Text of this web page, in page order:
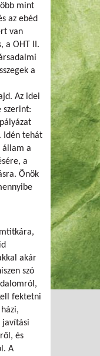
mint
az ebéd
van
a OHT II.
a
Az idei
szerint:
Idén tehát
állam a
a
Önök
akár
szó
fektetni
javítási
és
A